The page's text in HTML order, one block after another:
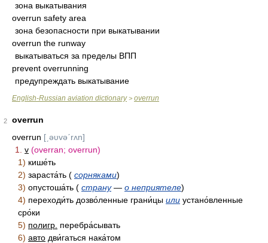
зона выкатывания
overrun safety area
зона безопасности при выкатывании
overrun the runway
выкатываться за пределы ВПП
prevent overrunning
предупреждать выкатывание
English-Russian aviation dictionary> overrun
2
overrun
overrun [ˏəυvəˊrʌn]
1.
v (overran; overrun)
1) кише́ть
2) зараста́ть ( сорняками)
3) опустоша́ть ( страну— о неприятеле)
4) переходи́ть дозво́ленные грани́цы или устано́вленные
сро́ки
5) полигр. перебра́сывать
6) авто дви́гаться нака́том